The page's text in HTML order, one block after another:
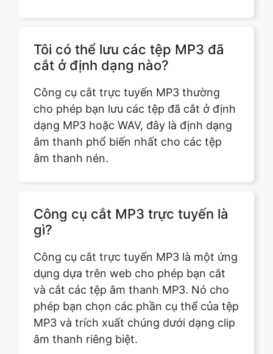
cho phép bạn lưu các tệp đã cắt ở định
dạng MP3 hoặc WAV, đây là định dạng
âm thanh phổ biến nhất cho các tệp
âm thanh nén.
Công cụ cắt MP3 trực tuyến là
dụng dựa trên web cho phép bạn cắt
và cắt các tệp âm thanh MP3. Nó cho
phép bạn chọn các phần cụ thể của tệp
MP3 và trích xuất chúng dưới dạng clip
âm thanh riêng biệt.
Tôi có thể cắt một phần cụ thể